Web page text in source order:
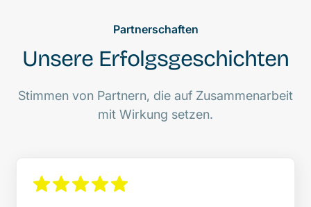
Partnerschaften
Unsere Erfolgsgeschichten
Stimmen von Partnern, die auf Zusammenarbeit
mit Wirkung setzen.